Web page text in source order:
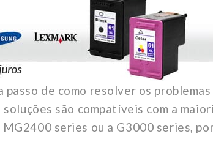
passo de como resolver os problemas
são compatíveis com a
series ou a G3000 series,